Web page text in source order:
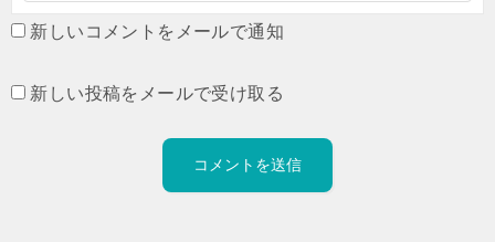
新しいコメントをメールで通知
新しい投稿をメールで受け取る